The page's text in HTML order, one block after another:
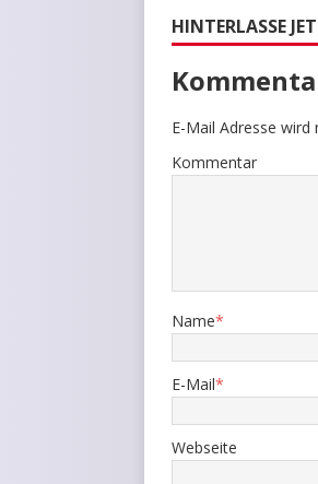
HINTERLASSE
E-Mail Adresse
Kommentar
Name*
E-Mail*
Webseite